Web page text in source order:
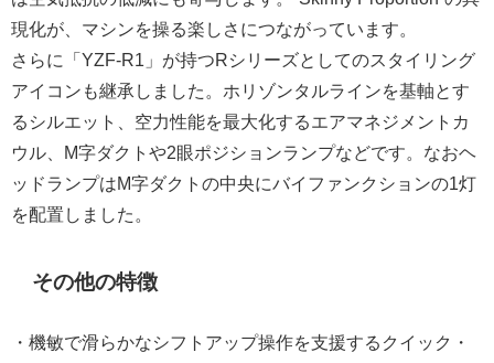
現化が、マシンを操る楽しさにつながっています。
さらに「YZF-R1」が持つRシリーズとしてのスタイリング
アイコンも継承しました。ホリゾンタルラインを基軸とす
るシルエット、空力性能を最大化するエアマネジメントカ
ウル、M字ダクトや2眼ポジションランプなどです。なおヘ
ッドランプはM字ダクトの中央にバイファンクションの1灯
を配置しました。
その他の特徴
・機敏で滑らかなシフトアップ操作を支援するクイック・